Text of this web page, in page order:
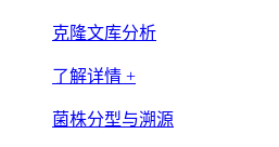
克隆文库分析
了解详情 +
菌株分型与溯源